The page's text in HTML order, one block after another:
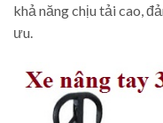
khả năng chịu tải cao,
ưu.